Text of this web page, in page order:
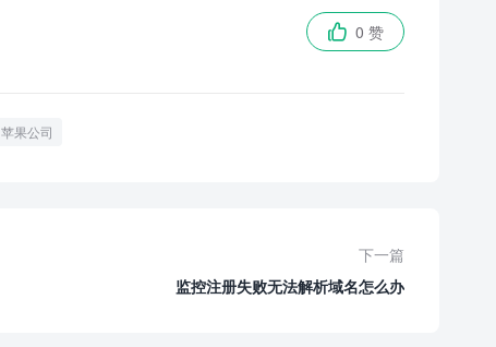
 0 赞
苹果公司
下一篇
监控注册失败无法解析域名怎么办